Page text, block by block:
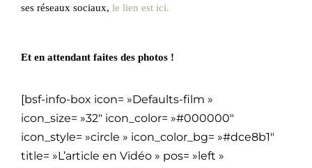
ses réseaux sociaux, le lien est ici.
Et en attendant faites des photos !
[bsf-info-box icon= »Defaults-film »
icon_size= »32″ icon_color= »#000000″
icon_style= »circle » icon_color_bg= »#dce8b1″
title= »L’article en Vidéo » pos= »left »